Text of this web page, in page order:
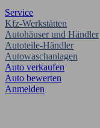
Service
Kfz-Werkstätten
Autohäuser und Händler
Autoteile-Händler
Autowaschanlagen
Auto verkaufen
Auto bewerten
Anmelden